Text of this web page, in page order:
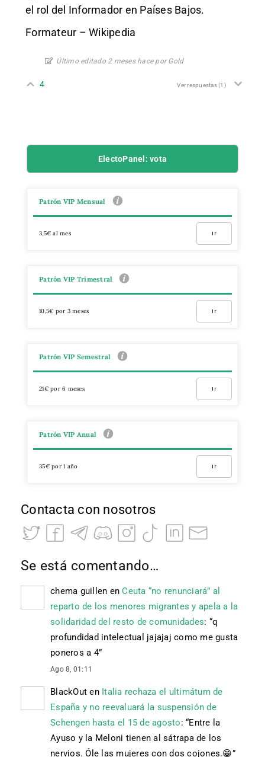
el rol del Informador en Países Bajos.
Formateur – Wikipedia
Último editado 2 meses hace por Gold
4 Ver respuestas(1)
ElectoPanel: vota
Patrón VIP Mensual
3,5€ al mes Ir
Patrón VIP Trimestral
10,5€ por 3 meses Ir
Patrón VIP Semestral
21€ por 6 meses Ir
Patrón VIP Anual
35€ por 1 año Ir
Contacta con nosotros
Se está comentando…
chema guillen enCeuta “no renunciará” al
reparto de los menores migrantes y apela a la
solidaridad del resto de comunidades: “q
profundidad intelectual jajajaj como me gusta
poneros a 4”
Ago 8, 01:11
BlackOut en Italia rechaza el ultimátum de
España y no reevaluará la suspensión de
Schengen hasta el 15 de agosto: “Entre la
Ayuso y la Meloni tienen al sátrapa de los
nervios. Óle las mujeres con dos cojones. 😁”